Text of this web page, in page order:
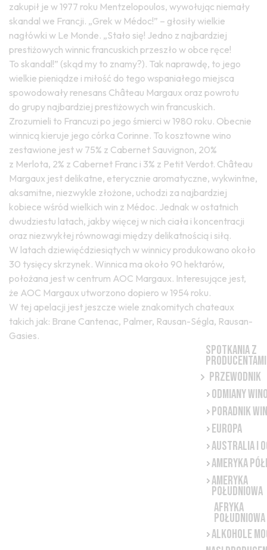
zakupił je w 1977 roku Mentzelopoulos, wywołując niemały
skandal we Francji. „Grek w Médoc!” – głosiły wielkie
nagłówki w Le Monde. „Stało się! Jedno z najbardziej
prestiżowych winnic francuskich przeszło w obce ręce!
To skandal!” (skąd my to znamy?). Tak naprawdę, to jego
wielkie pieniądze i miłość do tego wspaniałego miejsca
spowodowały renesans Château Margaux oraz powrotu
do grupy najbardziej prestiżowych win francuskich.
Zrozumieli to Francuzi po jego śmierci w 1980 roku. Obecnie
winnicą kieruje jego córka Corinne. To kosztowne wino
zestawione jest w 75% z Cabernet Sauvignon, 20%
z Merlota, 2% z Cabernet Franc i 3% z Petit Verdot. Château
Margaux jest delikatne, eterycznie aromatyczne, wykwintne,
aksamitne, niezwykle złożone, uchodzi za najbardziej
kobiece wśród wielkich win z Médoc. Jednak w ostatnich
dwudziestu latach, jakby więcej w nich ciała i koncentracji
oraz niezwykłej równowagi między delikatnością i siłą.
W latach dziewięćdziesiątych w winnicy produkowano około
30 tysięcy skrzynek. Winnica ma około 90 hektarów,
położana jest w centrum AOC Margaux. Interesujące jest,
że AOC Margaux utworzono dopiero w 1954 roku.
W tej apelacji jest jeszcze wiele znakomitych chateaux
takich jak: Brane Cantenac, Palmer, Rausan-Ségla, Rausan-
Gasies.
Spotkania z
producentami
Przewodnik
Odmiany
Poradnik
Europa
Australia i
Ameryka
Ameryka
Południowa
Afryka
Południowa
Alkohole